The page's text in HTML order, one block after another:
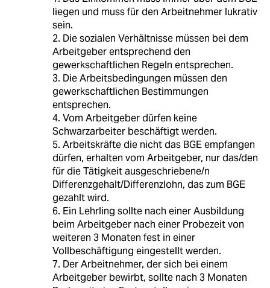
liegen und muss für den Arbeitnehmer lukrativ
sein.
2. Die sozialen Verhältnisse müssen bei dem
Arbeitgeber entsprechend den
gewerkschaftlichen Regeln entsprechen.
3. Die Arbeitsbedingungen müssen den
gewerkschaftlichen Bestimmungen
entsprechen.
4. Vom Arbeitgeber dürfen keine
Schwarzarbeiter beschäftigt werden.
5. Arbeitskräfte die nicht das BGE empfangen
dürfen, erhalten vom Arbeitgeber, nur das/den
für die Tätigkeit ausgeschriebene/n
Differenzgehalt/Differenzlohn, das zum BGE
gezahlt wird.
6. Ein Lehrling sollte nach einer Ausbildung
beim Arbeitgeber nach einer Probezeit von
weiteren 3 Monaten fest in einer
Vollbeschäftigung eingestellt werden.
7. Der Arbeitnehmer, der sich bei einem
Arbeitgeber bewirbt, sollte nach 3 Monaten